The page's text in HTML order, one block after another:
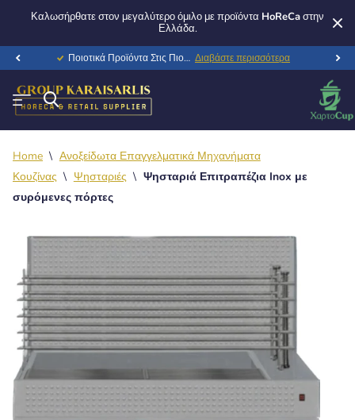
Καλωσήρθατε στον μεγαλύτερο όμιλο με προϊόντα HoReCaστην
Ελλάδα.
Ποιοτικά Προϊόντα Στις Πιο Ανταγωνιστικές Τιμές Της Αγοράς Διαβάστε περισσότερα
Home \ Ανοξείδωτα Επαγγελματικά Μηχανήματα
Κουζίνας \ Ψησταριές \ Ψησταριά Επιτραπέζια Inox με
συρόμενες πόρτες